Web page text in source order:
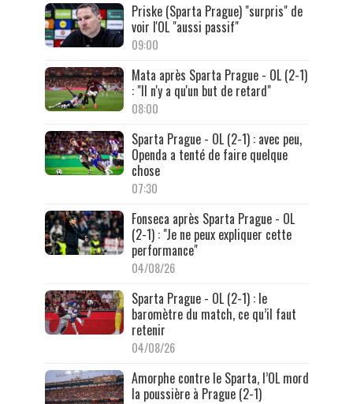
Priske (Sparta Prague) "surpris" de
voir l'OL "aussi passif"
09:00
Mata après Sparta Prague - OL (2-1)
: "Il n'y a qu'un but de retard"
08:00
Sparta Prague - OL (2-1) : avec peu,
Openda a tenté de faire quelque
chose
07:30
Fonseca après Sparta Prague - OL
(2-1) : "Je ne peux expliquer cette
performance"
04/08/26
Sparta Prague - OL (2-1) : le
baromètre du match, ce qu’il faut
retenir
04/08/26
Amorphe contre le Sparta, l’OL mord
la poussière à Prague (2-1)